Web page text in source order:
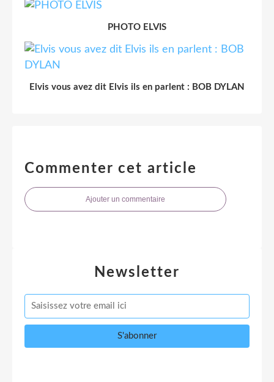
PHOTO ELVIS
Elvis vous avez dit Elvis ils en parlent : BOB DYLAN
Commenter cet article
Ajouter un commentaire
Newsletter